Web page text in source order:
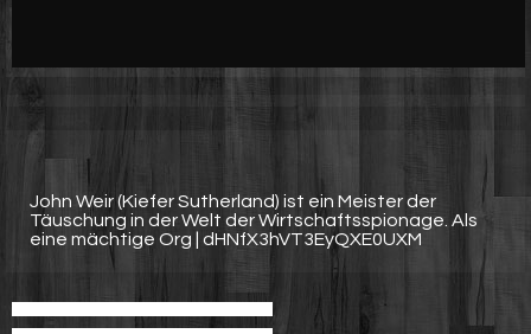
John Weir (Kiefer Sutherland) ist ein Meister der
Täuschung in der Welt der Wirtschaftsspionage. Als
eine mächtige Org | dHNfX3hVT3EyQXE0UXM